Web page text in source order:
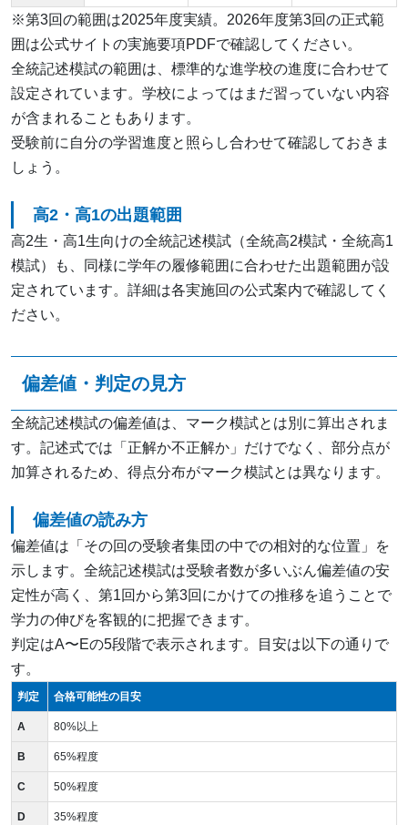
※第3回の範囲は2025年度実績。2026年度第3回の正式範
囲は公式サイトの実施要項PDFで確認してください。
全統記述模試の範囲は、標準的な進学校の進度に合わせて
設定されています。学校によってはまだ習っていない内容
が含まれることもあります。
受験前に自分の学習進度と照らし合わせて確認しておきま
しょう。
高2・高1の出題範囲
高2生・高1生向けの全統記述模試（全統高2模試・全統高1
模試）も、同様に学年の履修範囲に合わせた出題範囲が設
定されています。詳細は各実施回の公式案内で確認してく
ださい。
偏差値・判定の見方
全統記述模試の偏差値は、マーク模試とは別に算出されま
す。記述式では「正解か不正解か」だけでなく、部分点が
加算されるため、得点分布がマーク模試とは異なります。
偏差値の読み方
偏差値は「その回の受験者集団の中での相対的な位置」を
示します。全統記述模試は受験者数が多いぶん偏差値の安
定性が高く、第1回から第3回にかけての推移を追うことで
学力の伸びを客観的に把握できます。
判定はA〜Eの5段階で表示されます。目安は以下の通りで
す。
判定 合格可能性の目安
A 80%以上
B 65%程度
C 50%程度
D 35%程度